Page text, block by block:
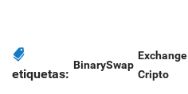
etiquetas:
BinarySwap
Exchange
Cripto